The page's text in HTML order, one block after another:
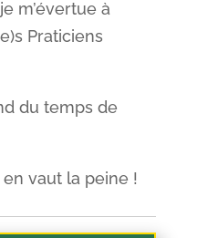
m’évertue à
Praticiens
du temps de
vaut la peine !